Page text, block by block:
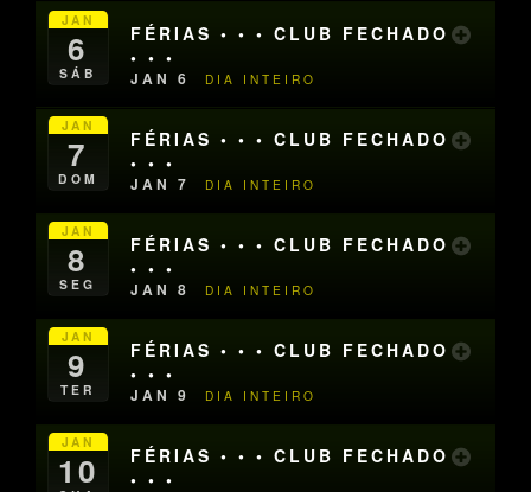
JAN
6
SÁB
FÉRIAS • • • CLUB FECHADO
• • •
JAN 6 DIA INTEIRO
JAN
7
DOM
FÉRIAS • • • CLUB FECHADO
• • •
JAN 7 DIA INTEIRO
JAN
8
SEG
FÉRIAS • • • CLUB FECHADO
• • •
JAN 8 DIA INTEIRO
JAN
9
TER
FÉRIAS • • • CLUB FECHADO
• • •
JAN 9 DIA INTEIRO
JAN
10
FÉRIAS • • • CLUB FECHADO
• • •